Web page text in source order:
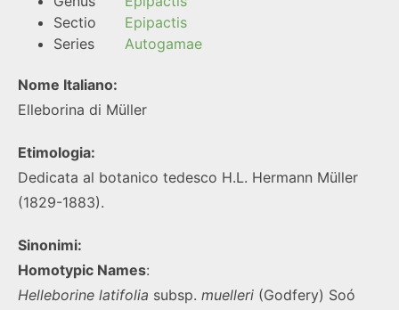
Sectio
Epipactis
Series
Autogamae
Nome Italiano:
Elleborina di Müller
Etimologia:
Dedicata al botanico tedesco H.L. Hermann Müller
(1829-1883).
Sinonimi:
Homotypic Names:
Helleborine latifolia subsp. muelleri (Godfery) Soó